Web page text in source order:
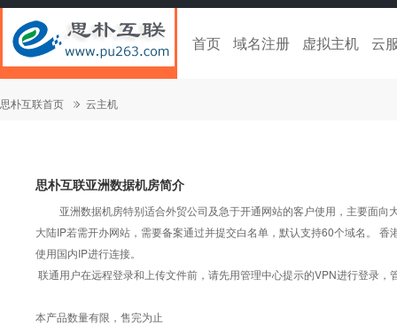
首页 域名注册 虚拟主机 云
思朴互联首页 云主机
思朴互联亚洲数据机房简介
亚洲数据机房特别适合外贸公司及急于开通网站的客户使用，主要面向
大陆IP若需开办网站，需要备案通过并提交白名单，默认支持60个域名。
使用国内IP进行连接。
联通用户在远程登录和上传文件前，请先用管理中心提示的VPN进行登录
本产品数量有限，售完为止